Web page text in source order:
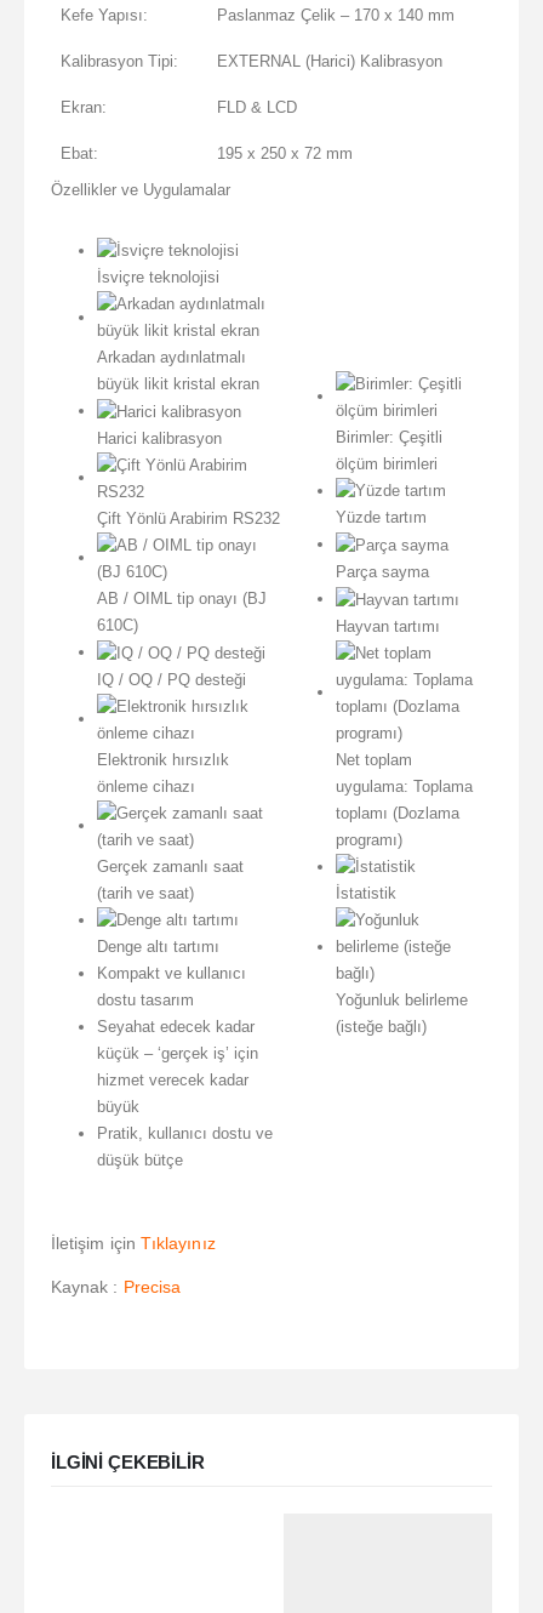
Kefe Yapısı: Paslanmaz Çelik – 170 x 140 mm
Kalibrasyon Tipi: EXTERNAL (Harici) Kalibrasyon
Ekran: FLD & LCD
Ebat:
195 x 250 x 72 mm
Özellikler ve Uygulamalar
İsviçre teknolojisi
Arkadan aydınlatmalı
büyük likit kristal ekran
Harici kalibrasyon
Çift Yönlü Arabirim RS232
AB / OIML tip onayı (BJ
610C)
IQ / OQ / PQ desteği
Elektronik hırsızlık
önleme cihazı
Gerçek zamanlı saat
(tarih ve saat)
Denge altı tartımı
Kompakt ve kullanıcı
dostu tasarım
Seyahat edecek kadar
küçük – ‘gerçek iş’ için
hizmet verecek kadar
büyük
Pratik, kullanıcı dostu ve
düşük bütçe
Birimler: Çeşitli
ölçüm birimleri
Yüzde tartım
Parça sayma
Hayvan tartımı
Net toplam
uygulama: Toplama
toplamı (Dozlama
programı)
İstatistik
Yoğunluk belirleme
(isteğe bağlı)
İletişim için Tıklayınız
Kaynak : Precisa
ILGINI ÇEKEBILIR